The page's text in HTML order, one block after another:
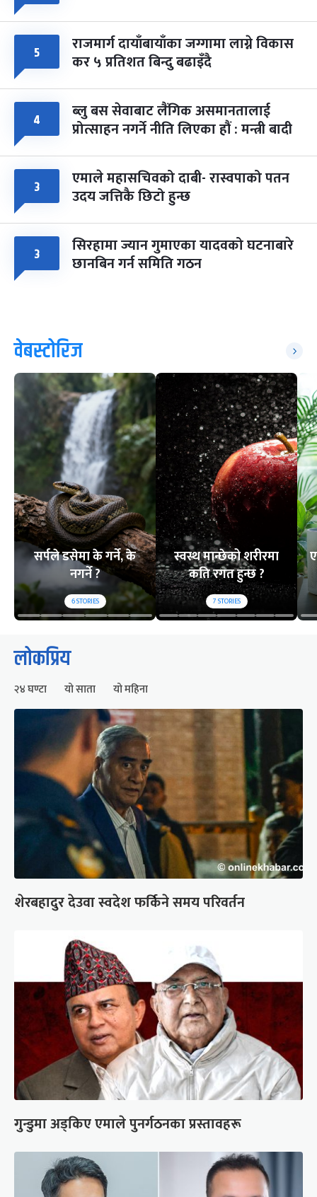
५ राजमार्ग दायाँबायाँका जग्गामा लाग्ने विकास
कर ५ प्रतिशत बिन्दु बढाइँदै
४ ब्लु बस सेवाबाट लैंगिक असमानतालाई
प्रोत्साहन नगर्ने नीति लिएका हौं : मन्त्री बादी
३ एमाले महासचिवको दाबी- रास्वपाको पतन
उदय जत्तिकै छिटो हुन्छ
३ सिरहामा ज्यान गुमाएका यादवको घटनाबारे
छानबिन गर्न समिति गठन
वेबस्टोरिज
सर्पले डसेमा के गर्ने, के
नगर्ने ?
6STORIES
स्वस्थ मान्छेको शरीरमा
कति रगत हुन्छ ?
7STORIES
लोकप्रिय
२४ घण्टा यो साता यो महिना
शेरबहादुर देउवा स्वदेश फर्किने समय परिवर्तन
गुन्डुमा अड्किए एमाले पुनर्गठनका प्रस्तावहरू